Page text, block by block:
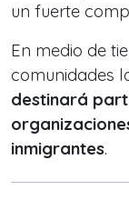
un fuerte
En medio de
comunidades
destinará
inmigrantes.